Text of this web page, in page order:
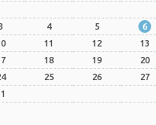
4 5 6
11 12 13
18 19 20
25 26 27